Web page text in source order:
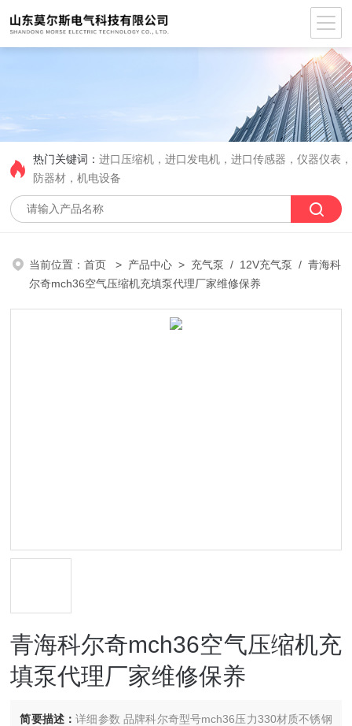
热门关键词：进口压缩机，进口发电机，进口传感器，仪器仪表
防器材，机电设备
当前位置：首页 > 产品中心 > 充气泵 / 12V充气泵 / 青海科
尔奇mch36空气压缩机充填泵代理厂家维修保养
青海科尔奇mch36空气压缩机充
填泵代理厂家维修保养
简要描述：详细参数 品牌科尔奇型号mch36压力330材质不锈钢